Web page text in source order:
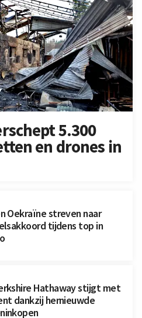
5.300
en drones in
Oekraïne streven naar
tijdens top in
Hathaway stijgt met
dankzij hernieuwde